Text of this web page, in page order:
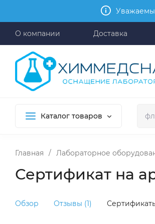
О компании Доставка
Каталог товаров
Главная / Лабораторное
Сертификат на
Обзор Отзывы (1)